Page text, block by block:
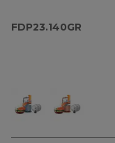
FDP23.140GR